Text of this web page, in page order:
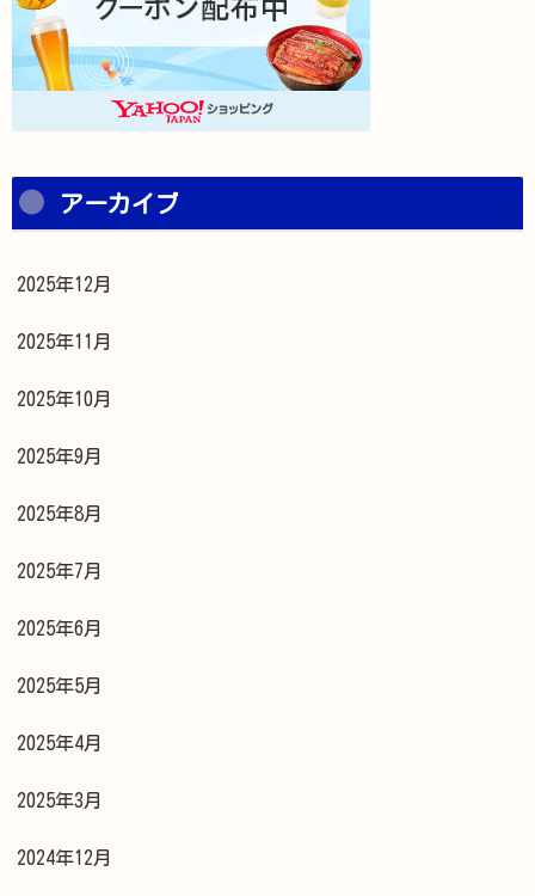
アーカイブ
2025年12月
2025年11月
2025年10月
2025年9月
2025年8月
2025年7月
2025年6月
2025年5月
2025年4月
2025年3月
2024年12月